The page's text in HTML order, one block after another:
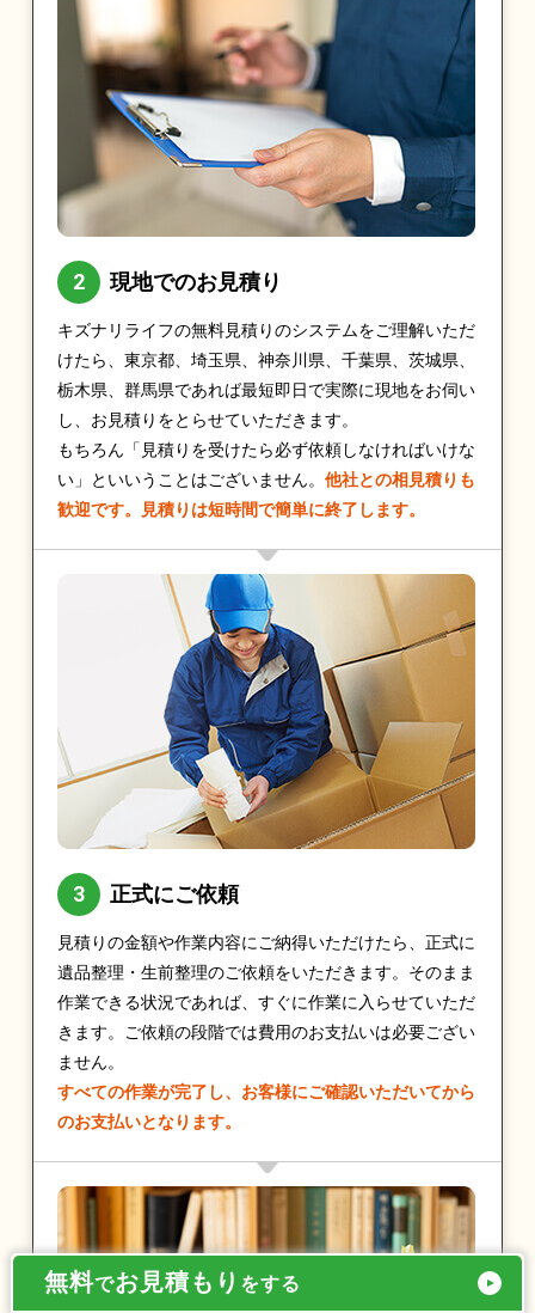
現地でのお見積り
キズナリライフの無料見積りのシステムをご理解いただ
けたら、東京都、埼玉県、神奈川県、千葉県、茨城県、
栃木県、群馬県であれば最短即日で実際に現地をお伺い
し、お見積りをとらせていただきます。
もちろん「見積りを受けたら必ず依頼しなければいけな
い」といいうことはございません。 他社との相見積りも
歓迎です。見積りは短時間で簡単に終了します。
正式にご依頼
見積りの金額や作業内容にご納得いただけたら、正式に
遺品整理・生前整理のご依頼をいただきます。そのまま
作業できる状況であれば、すぐに作業に入らせていただ
きます。ご依頼の段階では費用のお支払いは必要ござい
ません。
すべての作業が完了し、お客様にご確認いただいてから
のお支払いとなります。
無料でお見積もり をする